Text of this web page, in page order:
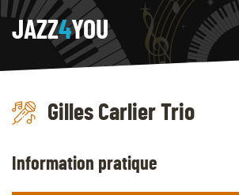
JAZZ4YOU
Gilles Carlier Trio
Information pratique